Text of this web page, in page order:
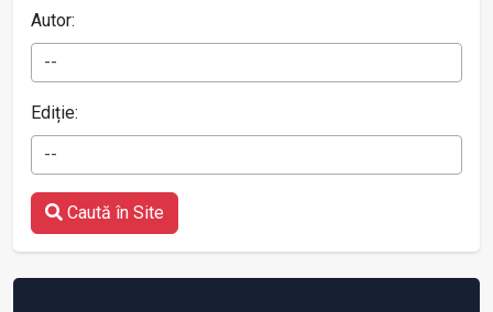
Autor:
--
Ediție:
--
Caută în Site